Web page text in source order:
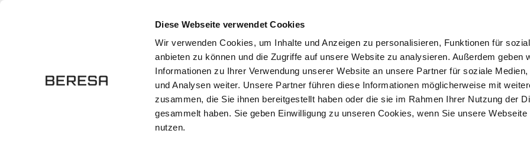
Diese Webseite verwendet Cookies
Wir verwenden Cookies, um Inhalte und Anzeigen zu personalisieren, Funktionen für
anbieten zu können und die Zugriffe auf unsere Website zu analysieren. Außerdem geben
Informationen zu Ihrer Verwendung unserer Website an unsere Partner für soziale Medien,
und Analysen weiter. Unsere Partner führen diese Informationen möglicherweise mit
zusammen, die Sie ihnen bereitgestellt haben oder die sie im Rahmen Ihrer Nutzung der
gesammelt haben. Sie geben Einwilligung zu unseren Cookies, wenn Sie unsere Webseite
nutzen.
Onlineshop